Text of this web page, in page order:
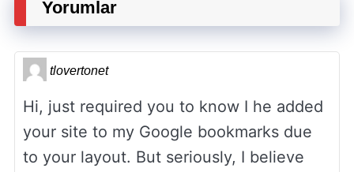
Yorumlar
tlovertonet
Hi, just required you to know I he added
your site to my Google bookmarks due
to your layout. But seriously, I believe